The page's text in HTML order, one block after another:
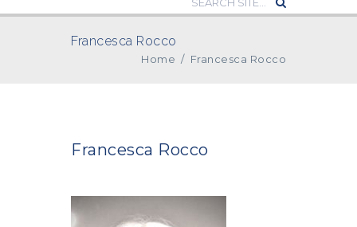
Francesca Rocco
Home / Francesca Rocco
Francesca Rocco